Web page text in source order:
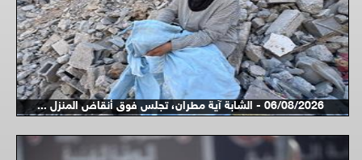
06/08/2026 - الشابة آية مطران، تجلس فوق أنقاض المنزل ...